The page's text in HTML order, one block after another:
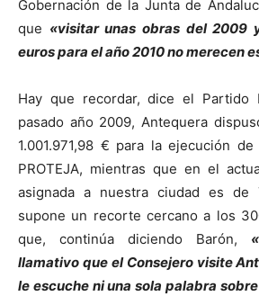
Gobernación de la Junta de
que «visitar unas obras del 2009
euros para el año 2010 no merecen
Hay que recordar, dice el Partido
pasado año 2009, Antequera
1.001.971,98 € para la ejecución
PROTEJA, mientras que en el
asignada a nuestra ciudad es
supone un recorte cercano a los
que, continúa diciendo Barón,
llamativo que el Consejero visite
le escuche ni una sola palabra